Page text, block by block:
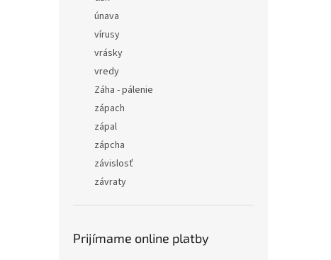
únava
vírusy
vrásky
vredy
Záha - pálenie
zápach
zápal
zápcha
závislosť
závraty
Prijímame online platby